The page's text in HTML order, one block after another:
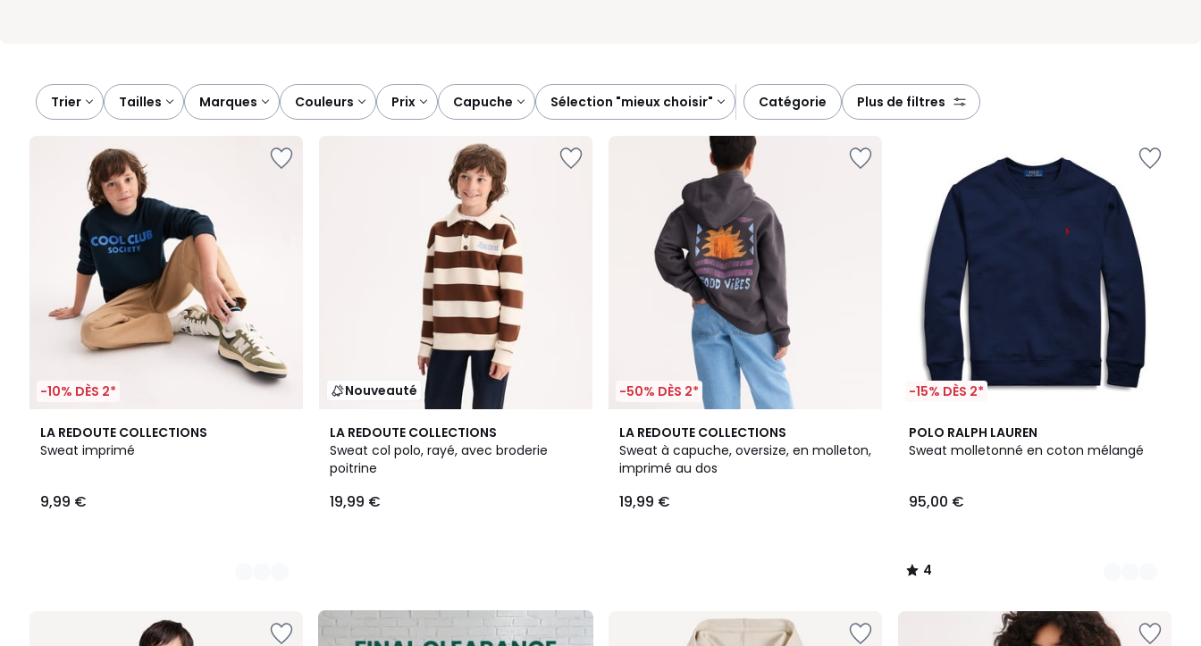
Trier tailles marques couleurs prix capuche sélection "mieux choisir" catégorie plus de filtres
-10% DÈS 2*
LA REDOUTE COLLECTIONS
Sweat imprimé
€.
9,99 €
3
Couleurs
Nouveauté
LA REDOUTE COLLECTIONS
Sweat col polo, rayé, avec broderie
poitrine
19,99 €
-50% DÈS 2*
LA REDOUTE COLLECTIONS
Sweat à capuche, oversize, en molleton,
imprimé au dos
19,99 €
-15% DÈS 2*
POLO RALPH LAUREN
Sweat molletonné en coton mélangé
95,00 €
4
/
3
Couleurs
4
/
FINAL
CLEARANCE